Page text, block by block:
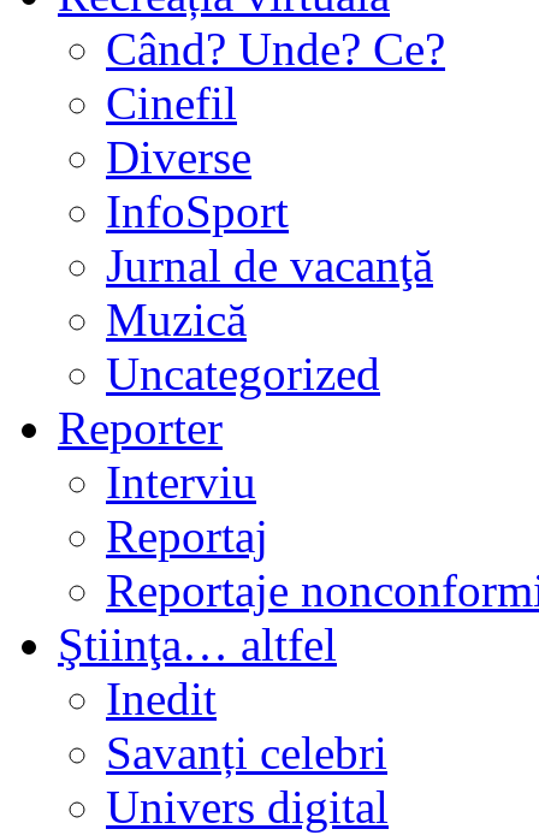
Când? Unde? Ce?
Cinefil
Diverse
InfoSport
Jurnal de vacanţă
Muzică
Uncategorized
Reporter
Interviu
Reportaj
Reportaje
Ştiinţa… altfel
Inedit
Savanți celebri
Univers digital